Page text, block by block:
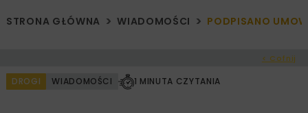
STRONA GŁÓWNA WIADOMOŚCI PODPISANO
< Cofnij
DROGI WIADOMOŚCI 1 MINUTA CZYTANIA